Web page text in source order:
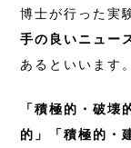
博士が行った実
手の良いニュー
あるといいます。
「積極的・破
的」「積極的・